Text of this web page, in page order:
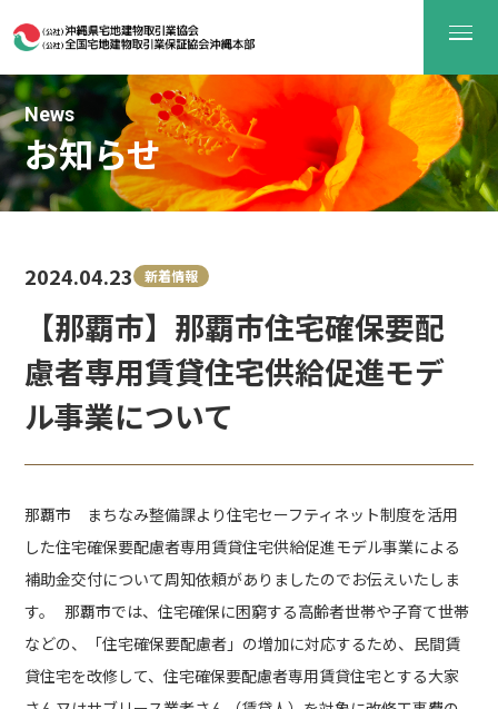
News
お知らせ
【那覇市】那覇市住宅確保要配
慮者専用賃貸住宅供給促進モデ
ル事業について
2024.04.23 新着情報
那覇市 まちなみ整備課より住宅セーフティネット制度を活用
した住宅確保要配慮者専用賃貸住宅供給促進モデル事業による
補助金交付について周知依頼がありましたのでお伝えいたしま
す。 那覇市では、住宅確保に困窮する高齢者世帯や子育て世帯
などの、「住宅確保要配慮者」の増加に対応するため、民間賃
貸住宅を改修して、住宅確保要配慮者専用賃貸住宅とする大家